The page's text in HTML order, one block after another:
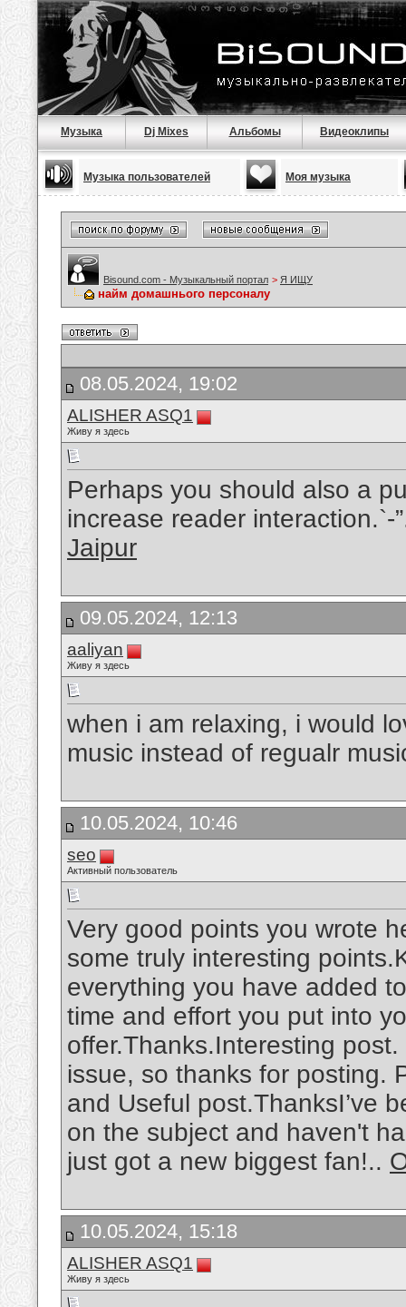
Музыка Dj Mixes Альбомы Видеоклипы
Музыка пользователей Моя музыка
Bisound.com - Музыкальный портал > Я ИЩУ
найм домашнього персоналу
08.05.2024, 19:02
ALISHER ASQ1
Живу я здесь
Perhaps you should also a
increase reader interaction.`-
Jaipur
09.05.2024, 12:13
aaliyan
Живу я здесь
when i am relaxing, i would
music instead of regualr
10.05.2024, 10:46
seo
Активный пользователь
Very good points you wrote
some truly interesting
everything you have added
time and effort you put into
offer.Thanks.Interesting
issue, so thanks for posting.
and Useful post.ThanksI’ve
on the subject and haven't
just got a new biggest fan!..
10.05.2024, 15:18
ALISHER ASQ1
Живу я здесь